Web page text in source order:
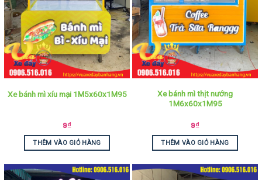
Xe bánh mì xíu mại 1M5x60x1M95
9₫
THÊM VÀO GIỎ HÀNG
Xe bánh mì thịt nướng
1M6x60x1M95
9₫
THÊM VÀO GIỎ HÀNG